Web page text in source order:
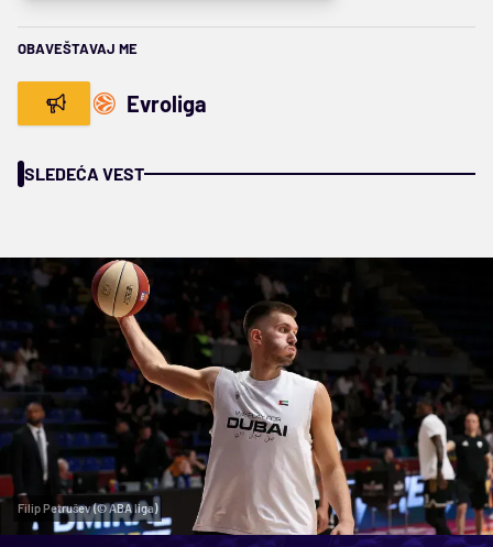
OBAVEŠTAVAJ ME
Evroliga
SLEDEĆA VEST
Filip Petrušev (© ABA liga)